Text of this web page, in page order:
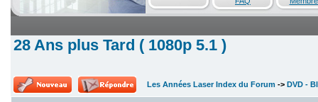
28 Ans plus Tard ( 1080p 5.1 )
Les Années Laser Index du Forum -> DVD -